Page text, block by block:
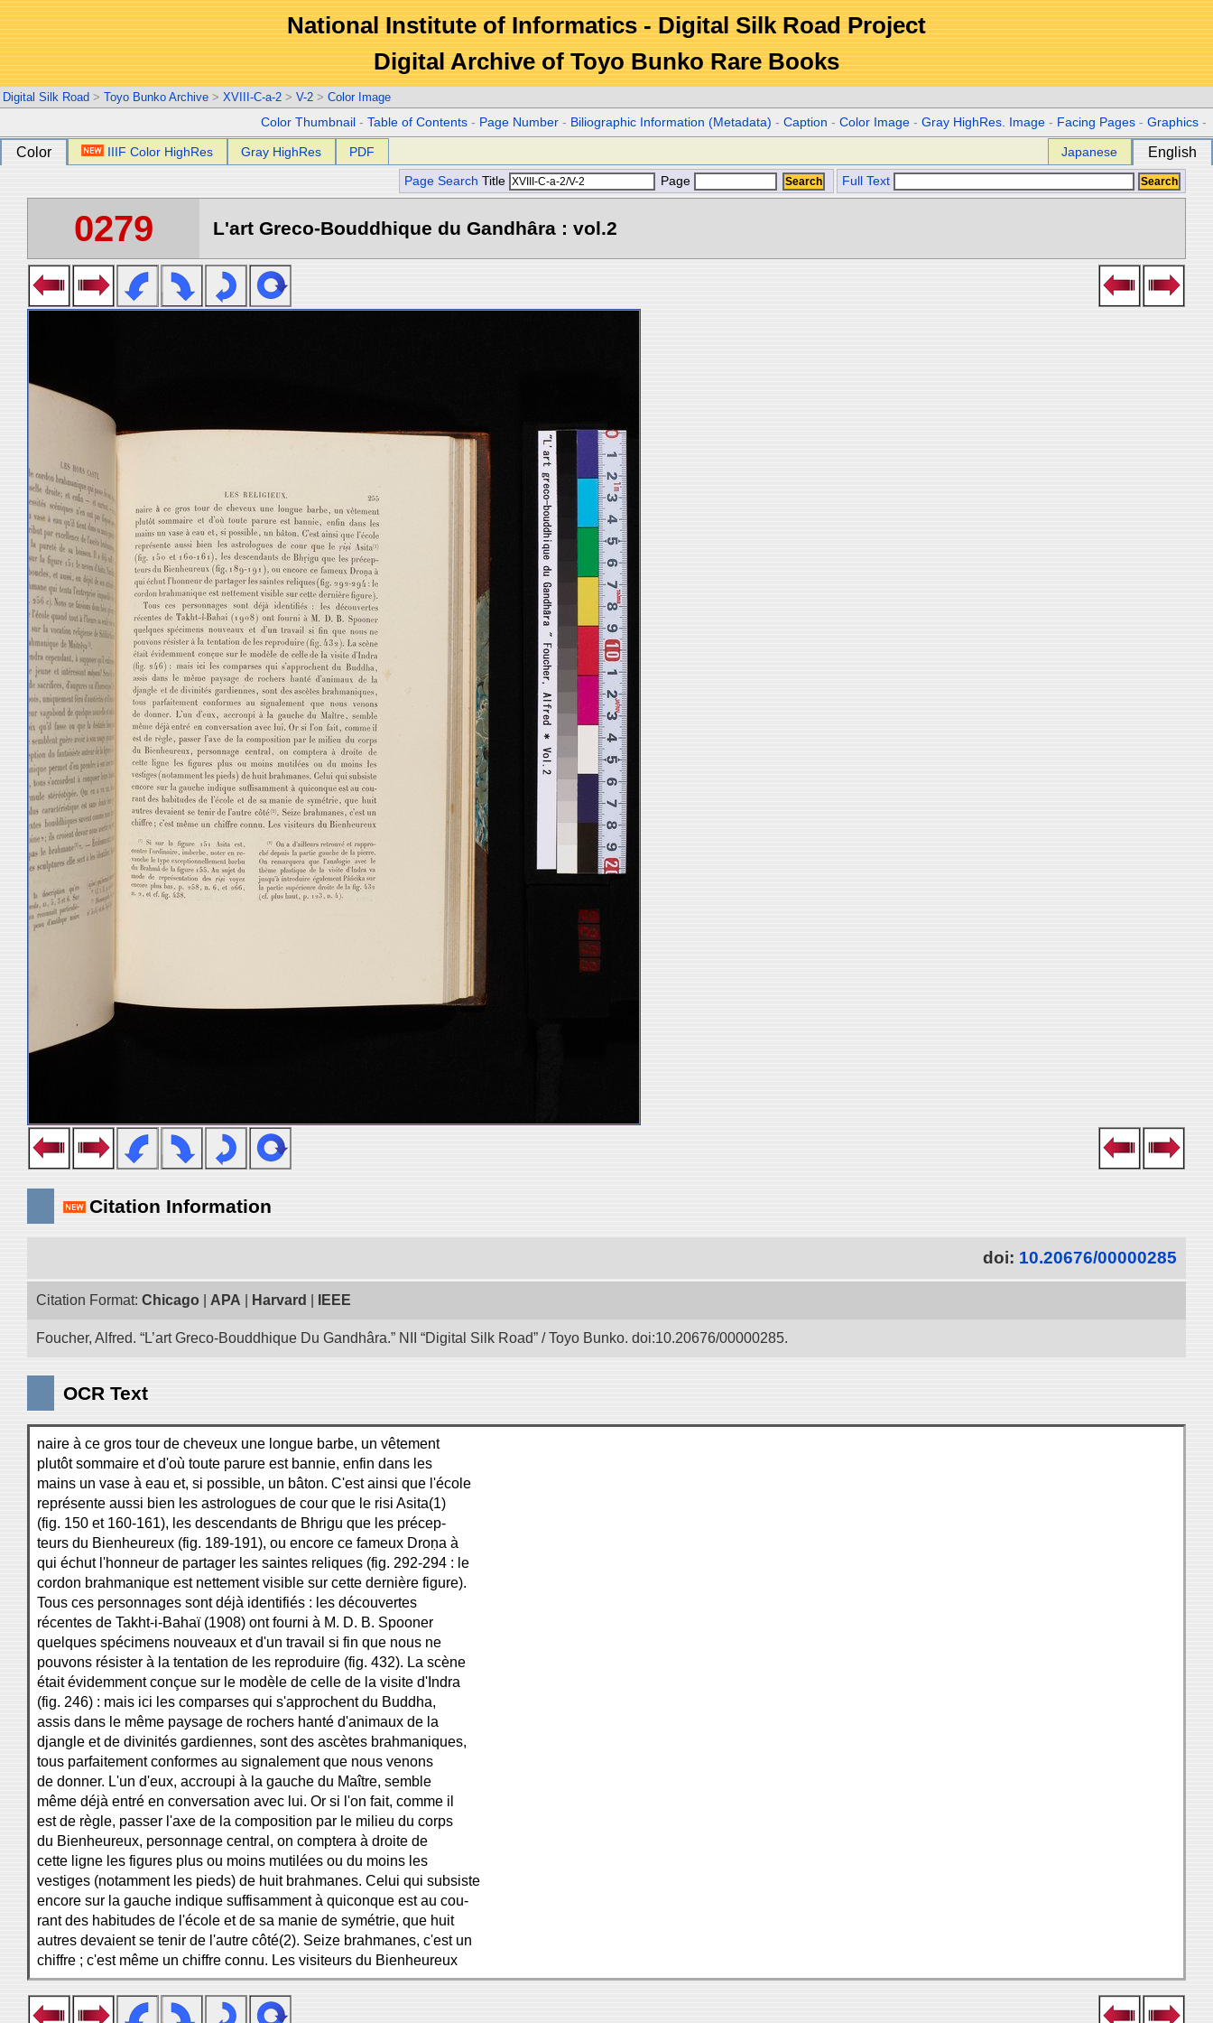
National Institute of Informatics - Digital Silk Road Project
Digital Archive of Toyo Bunko Rare Books
Digital Silk Road > Toyo Bunko Archive > XVIII-C-a-2 > V-2 > Color Image
Color Thumbnail -Table of Contents - Page Number - Biliographic Information (Metadata) -Caption -Color Image -Gray HighRes. Image - Facing Pages -Graphics -
Color IIIF Color HighRes Gray HighRes PDF Japanese English
Page Search Title Page Full Text
0279 L'art Greco-Bouddhique du Gandhâra : vol.2
Citation Information
doi: 10.20676/00000285
Citation Format: Chicago APA Harvard IEEE
Foucher, Alfred. “L’art Greco-Bouddhique Du Gandhâra.” NII “Digital Silk Road” / Toyo Bunko. doi:10.20676/00000285.
OCR Text
naire à ce gros tour de cheveux une longue barbe, un vêtement
plutôt sommaire et d'où toute parure est bannie, enfin dans les
mains un vase à eau et, si possible, un bâton. C'est ainsi que l'école
représente aussi bien les astrologues de cour que le risi Asita(1)
(fig. 150 et 160-161), les descendants de Bhrigu que les précep-
teurs du Bienheureux (fig. 189-191), ou encore ce fameux Droṇa à
qui échut l'honneur de partager les saintes reliques (fig. 292-294 : le
cordon brahmanique est nettement visible sur cette dernière figure).
Tous ces personnages sont déjà identifiés : les découvertes
récentes de Takht-i-Bahaï (1908) ont fourni à M. D. B. Spooner
quelques spécimens nouveaux et d'un travail si fin que nous ne
pouvons résister à la tentation de les reproduire (fig. 432). La scène
était évidemment conçue sur le modèle de celle de la visite d'Indra
(fig. 246) : mais ici les comparses qui s'approchent du Buddha,
assis dans le même paysage de rochers hanté d'animaux de la
djangle et de divinités gardiennes, sont des ascètes brahmaniques,
tous parfaitement conformes au signalement que nous venons
de donner. L'un d'eux, accroupi à la gauche du Maître, semble
même déjà entré en conversation avec lui. Or si l'on fait, comme il
est de règle, passer l'axe de la composition par le milieu du corps
du Bienheureux, personnage central, on comptera à droite de
cette ligne les figures plus ou moins mutilées ou du moins les
vestiges (notamment les pieds) de huit brahmanes. Celui qui subsiste
encore sur la gauche indique suffisamment à quiconque est au cou-
rant des habitudes de l'école et de sa manie de symétrie, que huit
autres devaient se tenir de l'autre côté(2). Seize brahmanes, c'est un
chiffre ; c'est même un chiffre connu. Les visiteurs du Bienheureux